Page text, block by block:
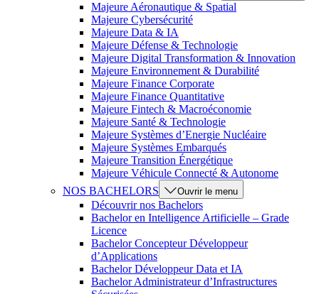
Majeure Aéronautique & Spatial
Majeure Cybersécurité
Majeure Data & IA
Majeure Défense & Technologie
Majeure Digital Transformation & Innovation
Majeure Environnement & Durabilité
Majeure Finance Corporate
Majeure Finance Quantitative
Majeure Fintech & Macroéconomie
Majeure Santé & Technologie
Majeure Systèmes d’Energie Nucléaire
Majeure Systèmes Embarqués
Majeure Transition Énergétique
Majeure Véhicule Connecté & Autonome
NOS BACHELORS
Ouvrir le menu
Découvrir nos Bachelors
Bachelor en Intelligence Artificielle – Grade
Licence
Bachelor Concepteur Développeur
d’Applications
Bachelor Développeur Data et IA
Bachelor Administrateur d’Infrastructures